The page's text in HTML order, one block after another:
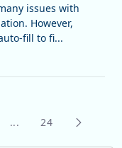
issues with
However,
fill to fi...
...Intermediate Pages
Page
24